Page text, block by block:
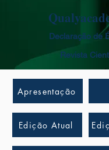
Declaração de
Revista
Apresentação
Edição Atual